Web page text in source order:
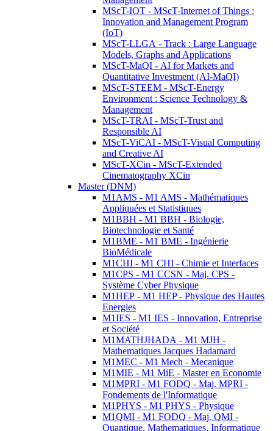
MScT-IOT - MScT-Internet of Things :
Innovation and Management Program
(IoT)
MScT-LLGA - Track : Large Language
Models, Graphs and Applications
MScT-MaQI - AI for Markets and
Quantitative Investment (AI-MaQI)
MScT-STEEM - MScT-Energy
Environment : Science Technology &
Management
MScT-TRAI - MScT-Trust and
Responsible AI
MScT-ViCAI - MScT-Visual Computing
and Creative AI
MScT-XCin - MScT-Extended
Cinematography XCin
Master (DNM)
M1AMS - M1 AMS - Mathématiques
Appliquées et Statistiques
M1BBH - M1 BBH - Biologie,
Biotechnologie et Santé
M1BME - M1 BME - Ingénierie
BioMédicale
M1CHI - M1 CHI - Chimie et Interfaces
M1CPS - M1 CCSN - Maj. CPS -
Système Cyber Physique
M1HEP - M1 HEP - Physique des Hautes
Energies
M1IES - M1 IES - Innovation, Entreprise
et Société
M1MATHJHADA - M1 MJH -
Mathematiques Jacques Hadamard
M1MEC - M1 Mech - Mecanique
M1MIE - M1 MiE - Master en Economie
M1MPRI - M1 FODQ - Maj. MPRI -
Fondements de l'Informatique
M1PHYS - M1 PHYS - Physique
M1QMI - M1 FODQ - Maj. QMI -
Quantique, Mathematiques, Informatique